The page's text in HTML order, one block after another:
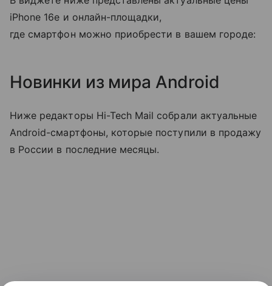
iPhone 16e и онлайн-площадки,
где смартфон можно приобрести в вашем городе:
Новинки из мира Android
Ниже редакторы Hi-Tech Mail собрали актуальные
Android-смартфоны, которые поступили в продажу
в России в последние месяцы.